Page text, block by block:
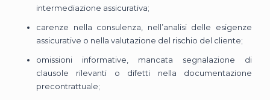
intermediazione assicurativa;
carenze nella consulenza, nell’analisi delle esigenze
assicurative o nella valutazione del rischio del cliente;
omissioni informative, mancata segnalazione di
clausole rilevanti o difetti nella documentazione
precontrattuale;